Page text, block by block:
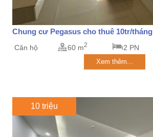
Chung cư Pegasus cho thuê 10tr/tháng
Căn hộ 60 m2 2 PN
Xem thêm...
10 triệu